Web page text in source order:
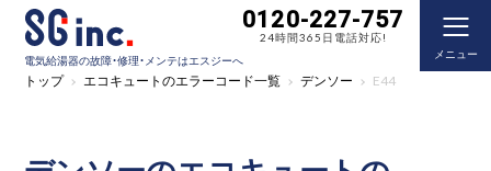
電気給湯器の故障・修理・メンテはエスジーへ
0120-227-757
24時間365日電話対応!
メニュー
トップ エコキュートのエラーコード一覧 デンソー E44